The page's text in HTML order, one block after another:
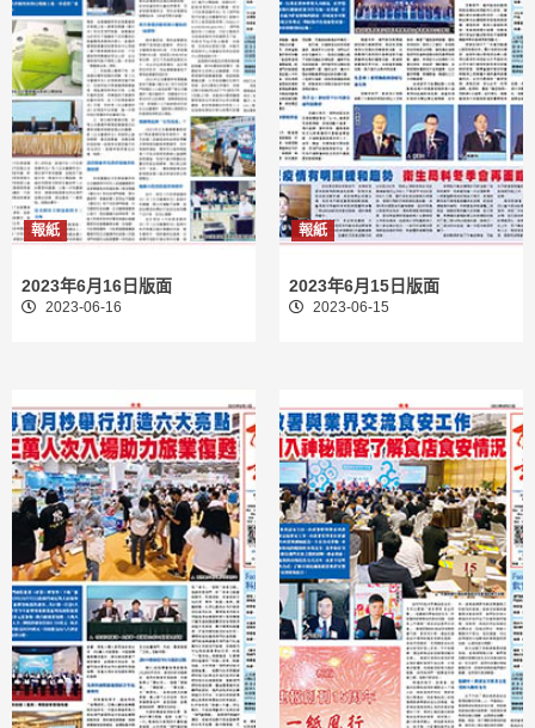
報紙
2023年6月16日版面
2023-06-16
報紙
2023年6月15日版面
2023-06-15